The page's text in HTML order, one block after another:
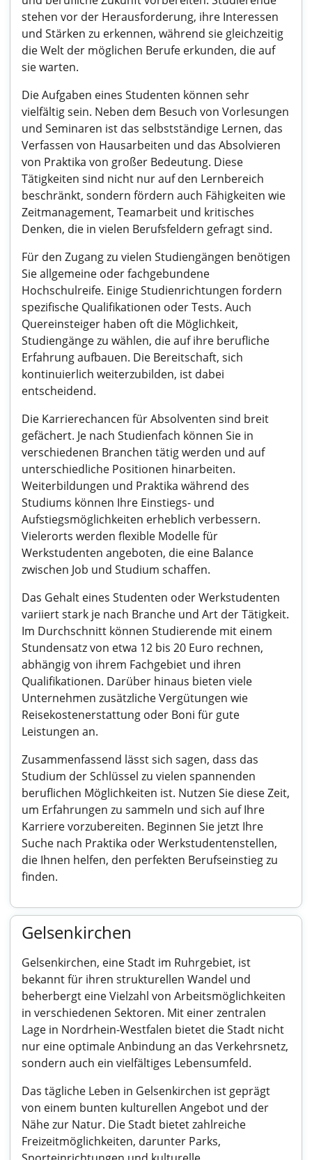
stehen vor der Herausforderung, ihre Interessen
und Stärken zu erkennen, während sie gleichzeitig
die Welt der möglichen Berufe erkunden, die auf
sie warten.
Die Aufgaben eines Studenten können sehr
vielfältig sein. Neben dem Besuch von Vorlesungen
und Seminaren ist das selbstständige Lernen, das
Verfassen von Hausarbeiten und das Absolvieren
von Praktika von großer Bedeutung. Diese
Tätigkeiten sind nicht nur auf den Lernbereich
beschränkt, sondern fördern auch Fähigkeiten wie
Zeitmanagement, Teamarbeit und kritisches
Denken, die in vielen Berufsfeldern gefragt sind.
Für den Zugang zu vielen Studiengängen benötigen
Sie allgemeine oder fachgebundene
Hochschulreife. Einige Studienrichtungen fordern
spezifische Qualifikationen oder Tests. Auch
Quereinsteiger haben oft die Möglichkeit,
Studiengänge zu wählen, die auf ihre berufliche
Erfahrung aufbauen. Die Bereitschaft, sich
kontinuierlich weiterzubilden, ist dabei
entscheidend.
Die Karrierechancen für Absolventen sind breit
gefächert. Je nach Studienfach können Sie in
verschiedenen Branchen tätig werden und auf
unterschiedliche Positionen hinarbeiten.
Weiterbildungen und Praktika während des
Studiums können Ihre Einstiegs- und
Aufstiegsmöglichkeiten erheblich verbessern.
Vielerorts werden flexible Modelle für
Werkstudenten angeboten, die eine Balance
zwischen Job und Studium schaffen.
Das Gehalt eines Studenten oder Werkstudenten
variiert stark je nach Branche und Art der Tätigkeit.
Im Durchschnitt können Studierende mit einem
Stundensatz von etwa 12 bis 20 Euro rechnen,
abhängig von ihrem Fachgebiet und ihren
Qualifikationen. Darüber hinaus bieten viele
Unternehmen zusätzliche Vergütungen wie
Reisekostenerstattung oder Boni für gute
Leistungen an.
Zusammenfassend lässt sich sagen, dass das
Studium der Schlüssel zu vielen spannenden
beruflichen Möglichkeiten ist. Nutzen Sie diese Zeit,
um Erfahrungen zu sammeln und sich auf Ihre
Karriere vorzubereiten. Beginnen Sie jetzt Ihre
Suche nach Praktika oder Werkstudentenstellen,
die Ihnen helfen, den perfekten Berufseinstieg zu
finden.
Gelsenkirchen
Gelsenkirchen, eine Stadt im Ruhrgebiet, ist
bekannt für ihren strukturellen Wandel und
beherbergt eine Vielzahl von Arbeitsmöglichkeiten
in verschiedenen Sektoren. Mit einer zentralen
Lage in Nordrhein-Westfalen bietet die Stadt nicht
nur eine optimale Anbindung an das Verkehrsnetz,
sondern auch ein vielfältiges Lebensumfeld.
Das tägliche Leben in Gelsenkirchen ist geprägt
von einem bunten kulturellen Angebot und der
Nähe zur Natur. Die Stadt bietet zahlreiche
Freizeitmöglichkeiten, darunter Parks,